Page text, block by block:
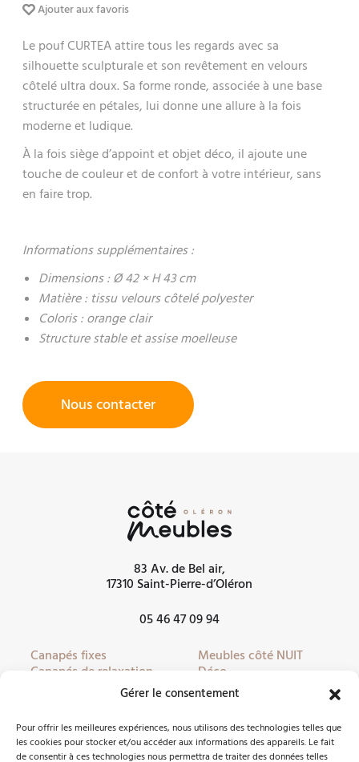
Gérer le consentement
Pour offrir les meilleures expériences, nous utilisons des technologies telles que
les cookies pour stocker et/ou accéder aux informations des appareils. Le fait
de consentir à ces technologies nous permettra de traiter des données telles
Ajouter aux favoris
Le pouf CURTEA attire tous les regards avec sa
silhouette sculpturale et son revêtement en velours
côtelé ultra doux. Sa forme ronde, associée à une base
structurée en pétales, lui donne une allure à la fois
moderne et ludique.
À la fois siège d’appoint et objet déco, il ajoute une
touche de couleur et de confort à votre intérieur, sans
en faire trop.
Informations supplémentaires :
Dimensions : Ø 42 × H 43 cm
Matière : tissu velours côtelé polyester
Coloris : orange clair
Structure stable et assise moelleuse
Nous contacter
83 Av. de Bel air,
17310 Saint-Pierre-d’Oléron
05 46 47 09 94
Canapés fixes
Canapés de relaxation
Canapés convertibles
Meubles côté JOUR
Meubles côté NUIT
Déco
Literie
Partenaires